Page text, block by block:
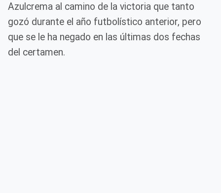
Azulcrema al camino de la victoria que tanto
gozó durante el año futbolístico anterior, pero
que se le ha negado en las últimas dos fechas
del certamen.